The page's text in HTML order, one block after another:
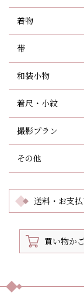
着物
帯
和装小物
着尺・小紋
撮影プラン
その他
送料・お支
買い物か